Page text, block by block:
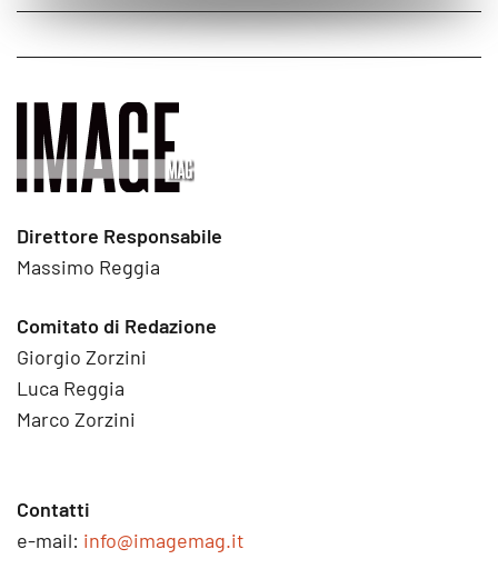
Direttore Responsabile
Massimo Reggia
Comitato di Redazione
Giorgio Zorzini
Luca Reggia
Marco Zorzini
Contatti
e-mail: info@imagemag.it